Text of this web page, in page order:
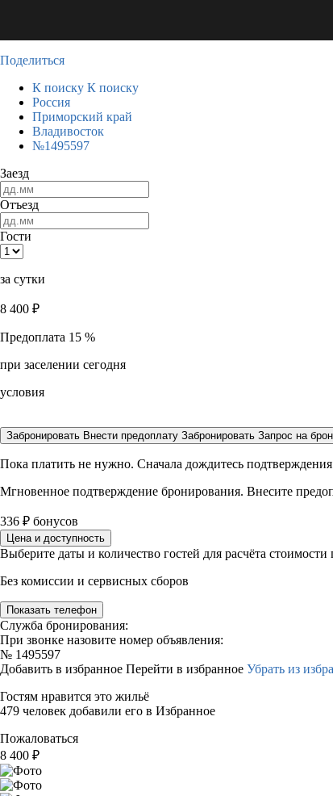
Поделиться
К поиску К поиску
Россия
Приморский край
Владивосток
№1495597
Заезд
Отъезд
Гости
за сутки
8 400 ₽
Предоплата 15 %
при заселении сегодня
условия
Забронировать Внести предоплату Забронировать Запрос на
Пока платить не нужно. Сначала дождитесь
Мгновенное подтверждение бронирования. Внесите
336 ₽ бонусов
Цена и доступность
Выберите даты и количество гостей для расчёта
Без комиссии и сервисных сборов
Показать телефон
Служба бронирования:
При звонке назовите номер объявления:
№ 1495597
Добавить в избранное Перейти в избранное Убрать из
Гостям нравится это жильё
479 человек добавили его в Избранное
Пожаловаться
8 400 ₽